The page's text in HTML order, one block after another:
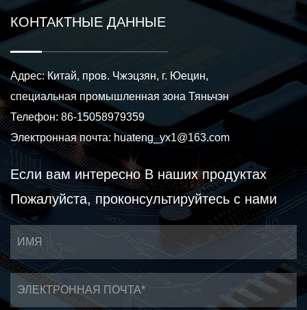
КОНТАКТНЫЕ ДАННЫЕ
Адрес: Китай, пров. Чжэцзян, г. Юецин,
специальная промышленная зона Тяньчэн
Телефон: 86-15058979359
Электронная почта: huateng_yx1@163.com
Если вам интересноВ наших продуктах
Пожалуйста, проконсультируйтесь с нами